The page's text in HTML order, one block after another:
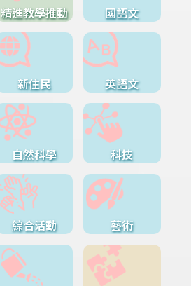
精進教學推動 國語文
新住民 英語文
自然科學 科技
綜合活動 藝術